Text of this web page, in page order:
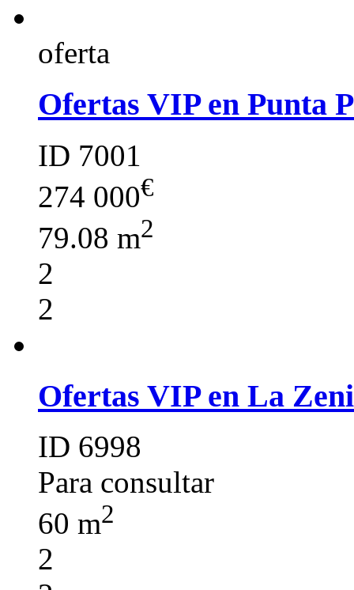
oferta
Ofertas VIP en Punta
ID 7001
274 000€
79.08 m2
2
2
Ofertas VIP en La
ID 6998
Para consultar
60 m2
2